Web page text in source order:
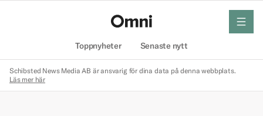
Toppnyheter Senaste nytt
meny
Schibsted News Media AB är ansvarig för dina data på denna webbplats.
Läs mer här